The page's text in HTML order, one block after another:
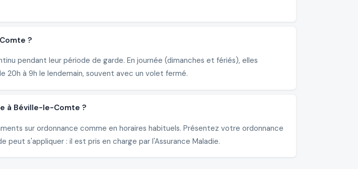
?
pendant leur période de garde. En journée (dimanches et fériés), elles
à 9h le lendemain, souvent avec un volet fermé.
à Béville-le-Comte ?
sur ordonnance comme en horaires habituels. Présentez votre ordonnance
s'appliquer : il est pris en charge par l'Assurance Maladie.